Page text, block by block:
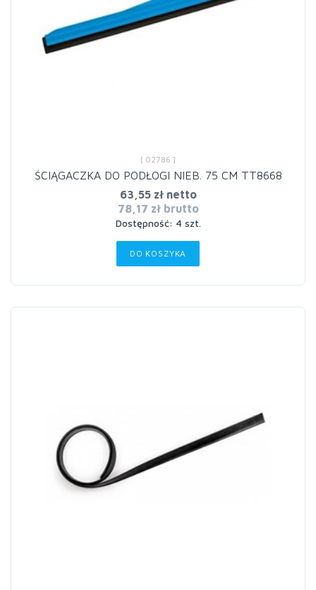
[ 02786 ]
ŚCIĄGACZKA DO PODŁOGI NIEB. 75 CM TT8668
63,55 zł netto
78,17 zł brutto
Dostępność: 4 szt.
DO KOSZYKA